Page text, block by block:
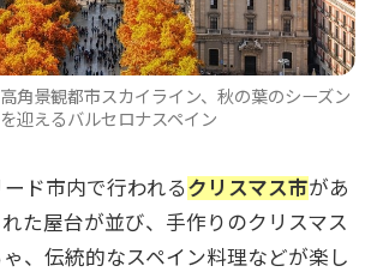
のモデル予算
抑えるポイント
行におすすめの理由
産の宝庫
国
ペイン旅行はトラベル・スタンダー
角景観都市スカイライン、秋の葉のシーズン
を迎えるバルセロナスペイン
ド市内で行われるクリスマス市があ
た屋台が並び、手作りのクリスマス
、伝統的なスペイン料理などが楽し